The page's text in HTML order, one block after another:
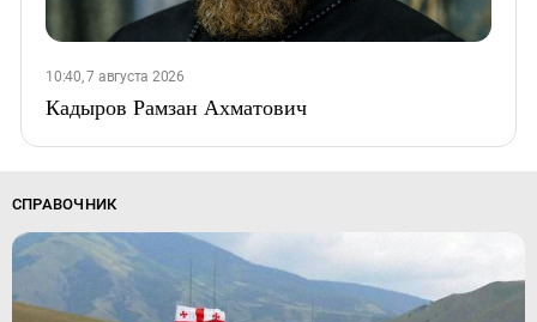
10:40, 7 августа 2026
Кадыров Рамзан Ахматович
СПРАВОЧНИК